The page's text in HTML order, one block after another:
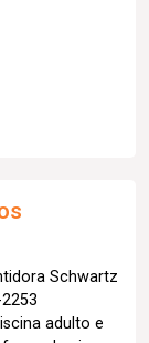
Schwartz
adulto e